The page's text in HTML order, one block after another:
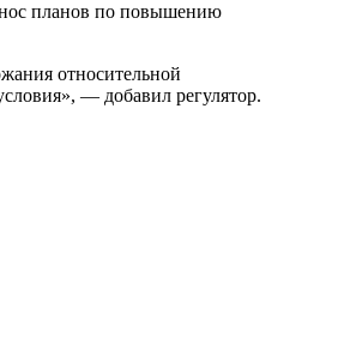
планов по повышению
относительной
— добавил регулятор.